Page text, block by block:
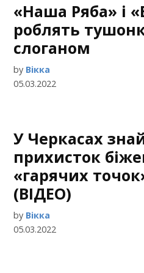
«Наша Ряба» і
роблять
слоганом
by Вікка
05.03.2022
У Черкасах
прихисток
«гарячих
(ВІДЕО)
by Вікка
05.03.2022